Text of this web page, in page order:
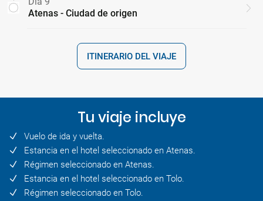
Atenas - Ciudad de origen
ITINERARIO DEL VIAJE
Tu viaje incluye
Vuelo de ida y vuelta.
Estancia en el hotel seleccionado en Atenas.
Régimen seleccionado en Atenas.
Estancia en el hotel seleccionado en Tolo.
Régimen seleccionado en Tolo.